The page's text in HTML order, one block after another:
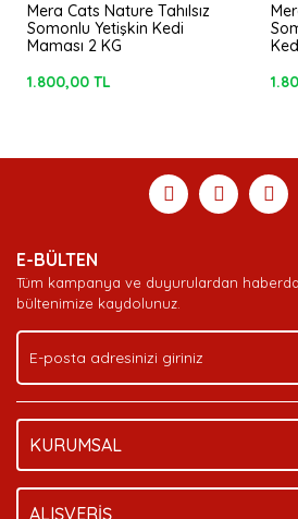
Mera Cats Nature Tahılsız
Somonlu Yetişkin Kedi
Maması 2 KG
1.800,00 TL
E-BÜLTEN
Tüm kampanya ve duyurulardan
bültenimize kaydolunuz.
KURUMSAL
ALIŞVERİŞ